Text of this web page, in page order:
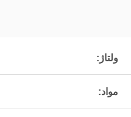
ولتاژ:
مواد: